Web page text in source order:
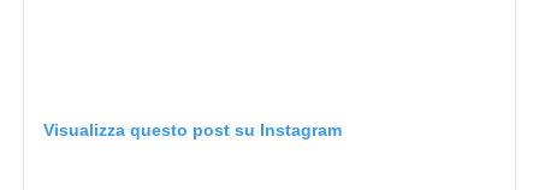
Visualizza questo post su Instagram